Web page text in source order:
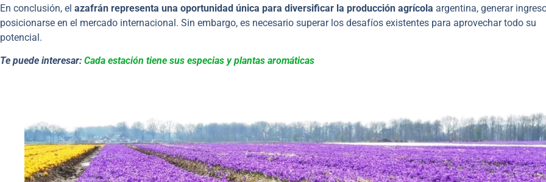
En conclusión, el azafrán representa una oportunidad única para diversificar la producción agrícola argentina, generar
posicionarse en el mercado internacional. Sin embargo, es necesario superar los desafíos existentes para aprovechar todo su
potencial.
Te puede interesar: Cada estación tiene sus especias y plantas aromáticas